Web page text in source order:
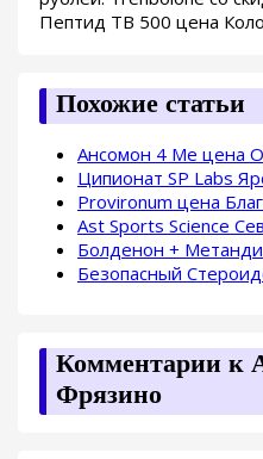
Пептид TB 500 цена
Похожие статьи
Ансомон 4 Ме цена
Ципионат SP Labs
Provironum цена
Ast Sports Science
Болденон +
Безопасный
Комментарии к
Фрязино